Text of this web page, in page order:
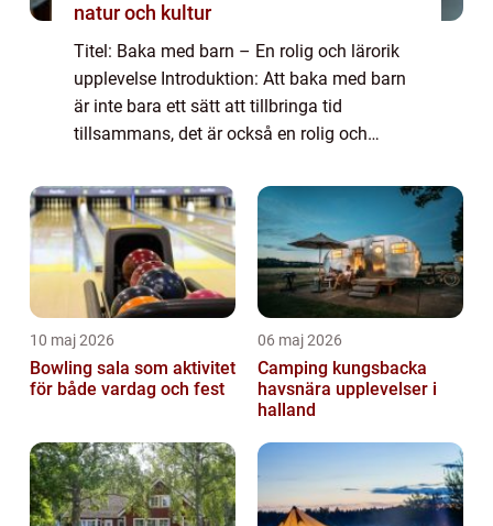
natur och kultur
Titel: Baka med barn – En rolig och lärorik
upplevelse Introduktion: Att baka med barn
är inte bara ett sätt att tillbringa tid
tillsammans, det är också en rolig och
minnen. I denna artikel kommer vi at...
10 maj 2026
Bowling sala som aktivitet
för både vardag och fest
06 maj 2026
Camping kungsbacka
havsnära upplevelser i
halland